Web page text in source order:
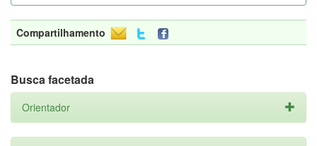
Compartilhamento
Busca facetada
Orientador